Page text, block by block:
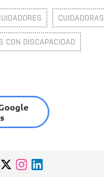
CUIDADORAS
CON DISCAPACIDAD